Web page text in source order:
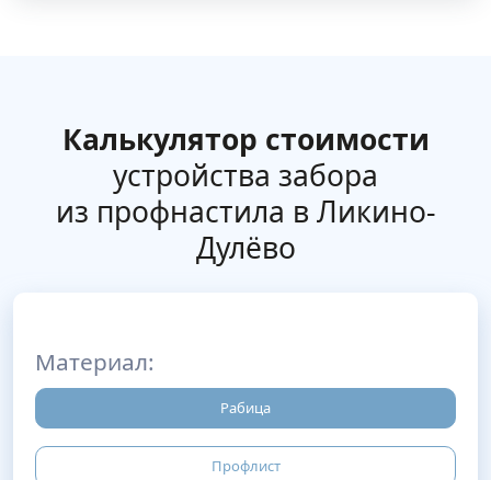
Калькулятор стоимости
устройства забора
из профнастила в Ликино-
Дулёво
Материал:
Рабица
Профлист